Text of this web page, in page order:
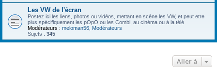
Les VW de l'écran
Postez ici les liens, photos ou vidéos, mettant en scène les VW, et peut etre
plus spécifiquement les pOpO ou les Combi, au cinéma ou à la télé
Modérateurs : meloman56 Modérateurs
Sujets : 345
Aller à